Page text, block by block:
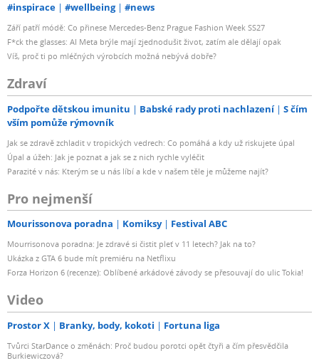
#inspirace #wellbeing #news
Září patří módě: Co přinese Mercedes-Benz Prague Fashion Week SS27
F*ck the glasses: AI Meta brýle mají zjednodušit život, zatím ale dělají opak
Víš, proč ti po mléčných výrobcích možná nebývá dobře?
Zdraví
Podpořte dětskou imunitu Babské rady proti nachlazení
S čím
vším pomůže rýmovník
Jak se zdravě zchladit v tropických vedrech: Co pomáhá a kdy už riskujete úpal
Úpal a úžeh: Jak je poznat a jak se z nich rychle vyléčit
Parazité v nás: Kterým se u nás líbí a kde v našem těle je můžeme najít?
Pro nejmenší
Mourissonova poradna Komiksy Festival ABC
Mourrisonova poradna: Je zdravé si čistit pleť v 11 letech? Jak na to?
Ukázka z GTA 6 bude mít premiéru na Netflixu
Forza Horizon 6 (recenze): Oblíbené arkádové závody se přesouvají do ulic Tokia!
Video
Prostor X Branky, body, kokoti Fortuna liga
Tvůrci StarDance o změnách: Proč budou porotci opět čtyři a čím přesvědčila
Burkiewiczová?